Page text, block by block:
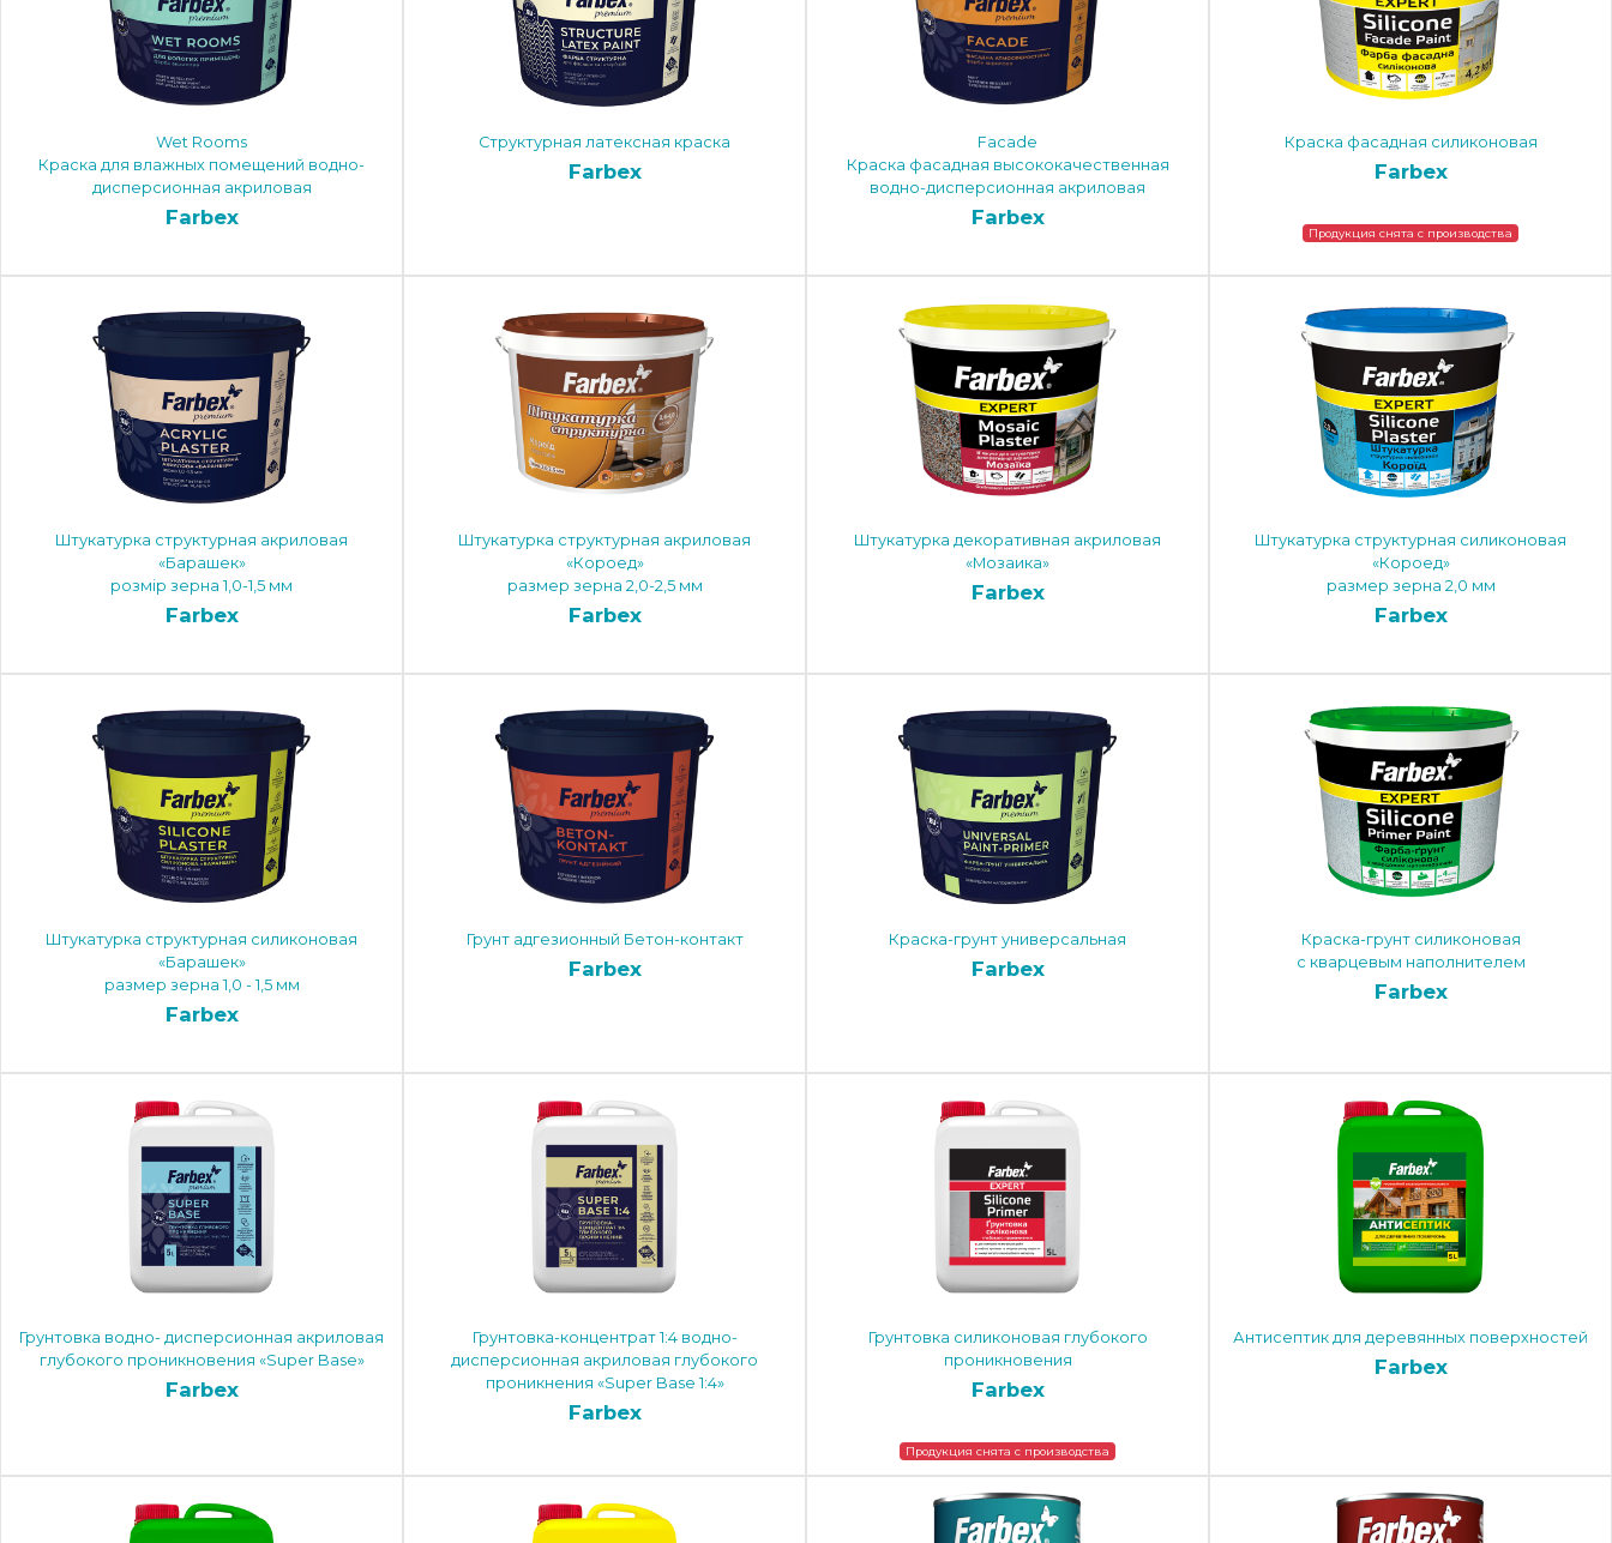
Wet Rooms
Краска для влажных помещений водно-
дисперсионная акриловая
Farbex
Структурная латексная краска
Farbex
Facade
Краска фасадная высококачественная
водно-дисперсионная акриловая
Farbex
Краска фасадная силиконовая
Farbex
Продукция снята с производства
Штукатурка структурная акриловая
«Барашек»
розмір зерна 1,0-1,5 мм
Farbex
Штукатурка структурная акриловая
«Короед»
размер зерна 2,0-2,5 мм
Farbex
Штукатурка декоративная акриловая
«Мозаика»
Farbex
Штукатурка структурная силиконовая
«Короед»
размер зерна 2,0 мм
Farbex
Штукатурка структурная силиконовая
«Барашек»
размер зерна 1,0 - 1,5 мм
Farbex
Грунт адгезионный Бетон-контакт
Farbex
Краска-грунт универсальная
Farbex
Краска-грунт силиконовая
с кварцевым наполнителем
Farbex
Грунтовка водно- дисперсионная акриловая
глубокого проникновения «Super Base»
Farbex
Грунтовка-концентрат 1:4 водно-
дисперсионная акриловая глубокого
проникнения «Super Base 1:4»
Farbex
Грунтовка силиконовая глубокого
проникновения
Farbex
Продукция снята с производства
Антисептик для деревянных поверхностей
Farbex